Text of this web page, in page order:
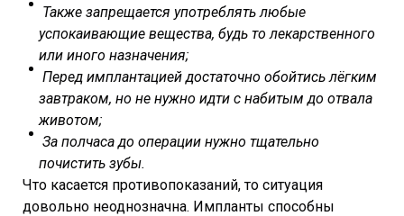
Также запрещается употреблять любые
успокаивающие вещества, будь то лекарственного
или иного назначения;
Перед имплантацией достаточно обойтись лёгким
завтраком, но не нужно идти с набитым до отвала
животом;
За полчаса до операции нужно тщательно
почистить зубы.
Что касается противопоказаний, то ситуация
довольно неоднозначна. Импланты способны